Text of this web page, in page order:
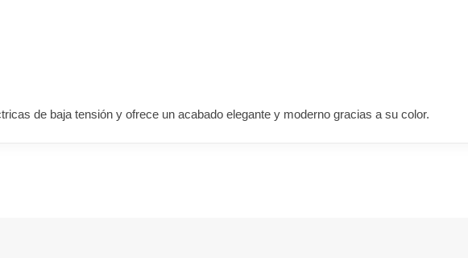
de baja tensión y ofrece un acabado elegante y moderno gracias a su color.